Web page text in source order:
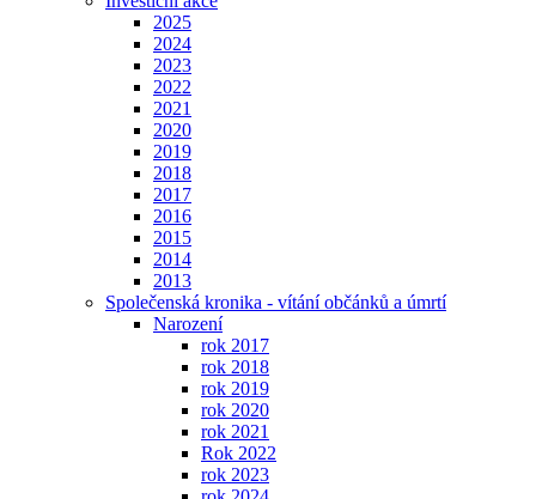
2025
2024
2023
2022
2021
2020
2019
2018
2017
2016
2015
2014
2013
Společenská kronika - vítání občánků a úmrtí
Narození
rok 2017
rok 2018
rok 2019
rok 2020
rok 2021
Rok 2022
rok 2023